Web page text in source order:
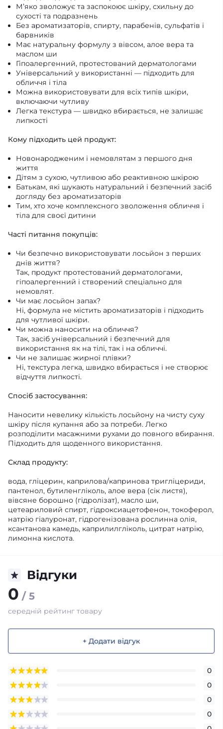
М’яко зволожує та заспокоює шкіру, схильну до
сухості та подразнень
Без ароматизаторів, спирту, парабенів, сульфатів і
барвників
Має натуральну формулу з вівсом, алое вера та
маслом ши
Гіпоалергенний, протестований дерматологами
Універсальний у використанні — підходить для
обличчя і тіла
Можна використовувати для всіх типів шкіри,
включаючи чутливу
Легка текстура — швидко вбирається, не залишає
липкості
Кому підходить цей продукт:
Новонародженим і немовлятам з першого дня
життя
Дітям з сухою, чутливою або реактивною шкірою
Батькам, які шукають натуральний і безпечний засіб
догляду без ароматизаторів
Тим, хто хоче комплексного зволоження обличчя і
тіла для своєї дитини
Часті питання покупців:
Чи безпечно використовувати лосьйон з перших
днів життя?
Так, продукт протестований дерматологами,
гіпоалергенний і створений спеціально для
немовлят.
Чи має лосьйон запах?
Ні, формула не містить ароматизаторів і підходить
для чутливої шкіри.
Чи можна наносити на обличчя?
Так, засіб універсальний і безпечний для
використання як на тілі, так і на обличчі.
Чи не залишає жирної плівки?
Ні, текстура легка, швидко вбирається і не створює
відчуття липкості.
Спосіб застосування:
Наносити невелику кількість лосьйону на чисту суху
шкіру після купання або за потреби. Легко
розподілити масажними рухами до повного вбирання.
Підходить для щоденного використання.
Склад продукту:
вода, гліцерин, каприлова/капринова тригліцериди,
пантенол, бутиленгліколь, алое вера (сік листя),
вівсяне борошно (гідролізат), масло ши,
цетеариловий спирт, гідроксиацетофенон, токоферол,
натрію гіалуронат, гідрогенізована рослинна олія,
ксантанова камедь, каприлилгліколь, цитрат натрію,
лимонна кислота.
Відгуки
0 / 5
середній рейтинг товару
+ Додати відгук
0
0
0
0